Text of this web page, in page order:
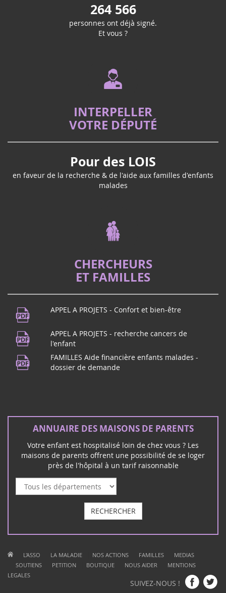
264 566
personnes ont déjà signé.
Et vous ?
INTERPELLER
VOTRE DÉPUTÉ
Pour des LOIS
en faveur de la recherche & de l'aide aux familles d'enfants
malades
CHERCHEURS
ET FAMILLES
APPEL A PROJETS - Confort et bien-être
APPEL A PROJETS - recherche cancers de
l'enfant
FAMILLES Aide financière enfants malades -
dossier de demande
ANNUAIRE DES MAISONS DE PARENTS
Votre enfant est hospitalisé loin de chez vous ? Les
maisons de parents offrent une possibilité de se loger
près de l'hôpital à un tarif raisonnable
RECHERCHER
L'ASSO LA MALADIE NOS ACTIONS FAMILLES MEDIAS
SOUTIENS PETITION BOUTIQUE NOUS AIDER
MENTIONS
LEGALES
SUIVEZ-NOUS !